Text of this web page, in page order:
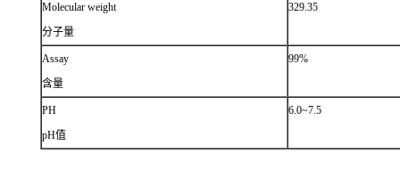
Molecular weight
分子量
329.35
Assay
含量
99%
PH
pH值
6.0~7.5